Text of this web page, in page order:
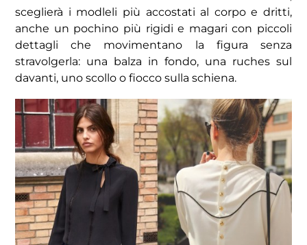
sceglierà i modleli più accostati al corpo e dritti,
anche un pochino più rigidi e magari con piccoli
dettagli che movimentano la figura senza
stravolgerla: una balza in fondo, una ruches sul
davanti, uno scollo o fiocco sulla schiena.